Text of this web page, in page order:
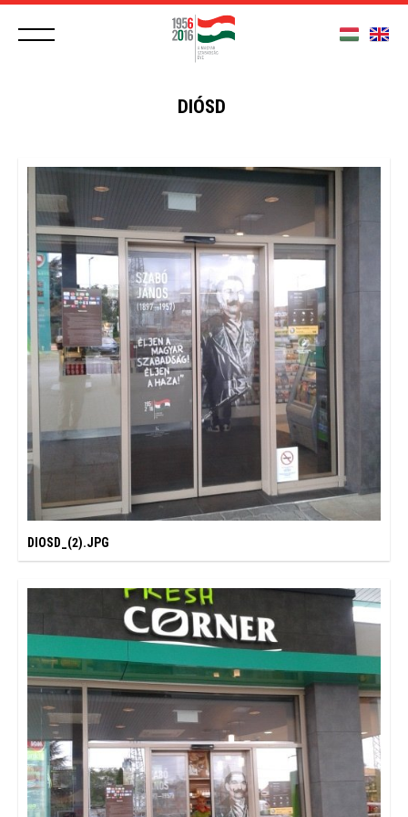
DIÓSD
DIOSD_(2).JPG